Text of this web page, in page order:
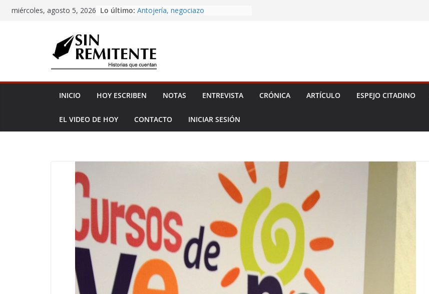
Skipmiércoles, agosto 5, 2026 Lo último: Antojería, negociazo
INICIO HOY ESCRIBEN NOTAS ENTREVISTA CRÓNICA ARTÍCULO ESPEJO CITADINO
EL VIDEO DE HOY CONTACTO INICIAR SESIÓN